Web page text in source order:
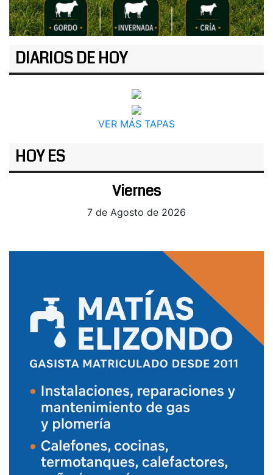
DIARIOS DE HOY
VER MÁS TAPAS
HOY ES
Viernes
7 de Agosto de 2026